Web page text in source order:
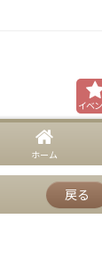
イベ
ホーム
戻る